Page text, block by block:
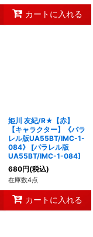
カートに入れる
姫川 友紀/R★【赤】
【キャラクター】《パラ
レル版UA55BT/IMC-1-
084》
[パラレル版
UA55BT/IMC-1-084]
680円(税込)
在庫数4点
カートに入れる